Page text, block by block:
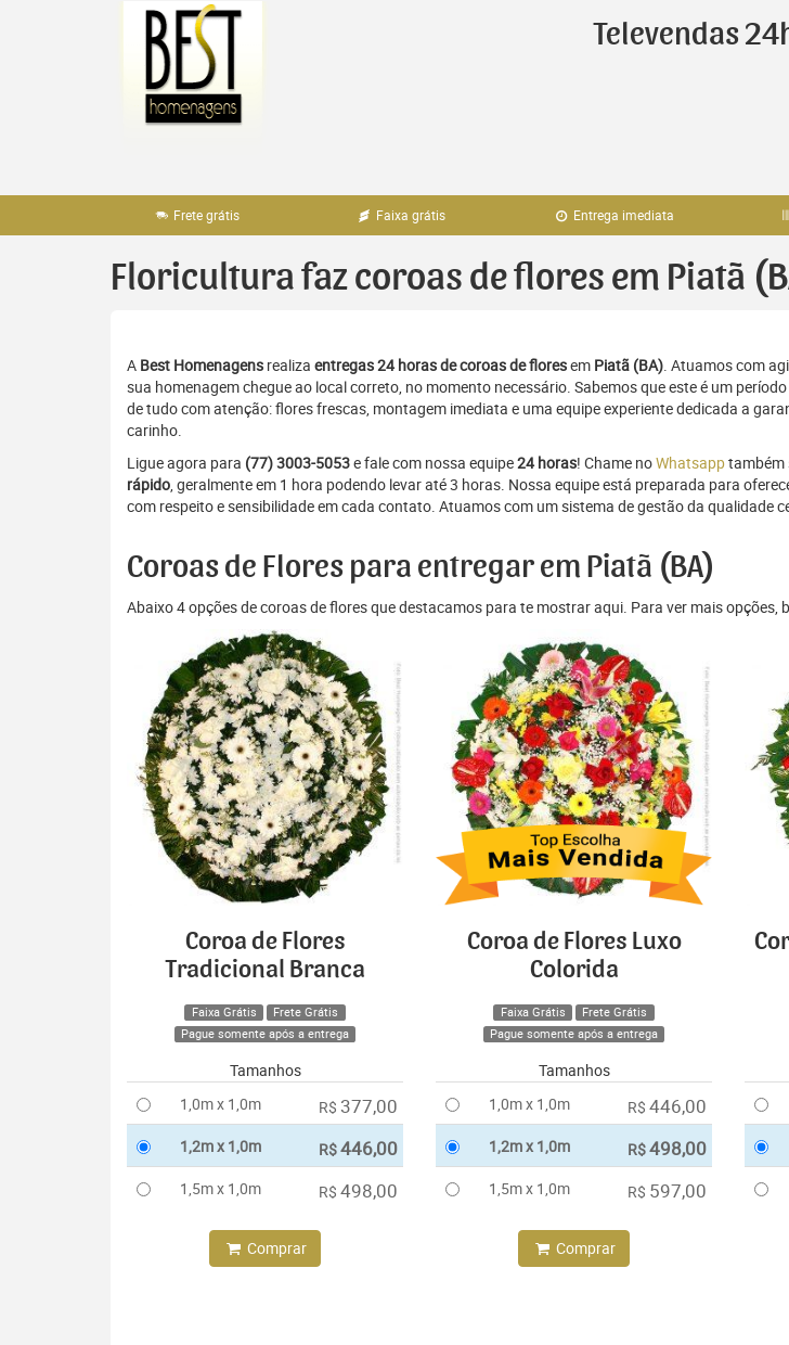
Televendas
Frete grátis Faixa grátis Entrega imediata
Floricultura faz coroas de flores em Piatã
A Best Homenagens realiza entregas 24 horas de coroas de floresem Piatã (BA). Atuamos com
sua homenagem chegue ao local correto, no momento necessário. Sabemos que este é um
de tudo com atenção: flores frescas, montagem imediata e uma equipe experiente dedicada a
carinho.
Ligue agora para (77) 3003-5053e fale com nossa equipe24 horas! Chame noWhatsapptambém
rápido, geralmente em 1 hora podendo levar até 3 horas. Nossa equipe está preparada para
com respeito e sensibilidade em cada contato. Atuamos com um sistema de gestão da qualidade
Coroas de Flores para entregar em Piatã (BA)
Abaixo 4 opções de coroas de flores que destacamos para te mostrar aqui. Para ver mais opções,
Coroa de Flores
Tradicional Branca
Faixa Grátis
Frete Grátis
Pague somente após a entrega
Tamanhos
1,0m x 1,0m
R$ 377,00
1,2m x 1,0m R$446,00
1,5m x 1,0m R$ 498,00
Comprar
Coroa de Flores Luxo
Colorida
Faixa Grátis
Frete Grátis
Pague somente após a entrega
Tamanhos
1,0m x 1,0m
R$ 446,00
1,2m x 1,0m R$498,00
1,5m x 1,0m R$ 597,00
Comprar